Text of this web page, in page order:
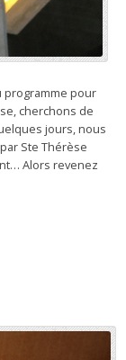
programme pour
cherchons de
jours, nous
Ste Thérèse
Alors revenez